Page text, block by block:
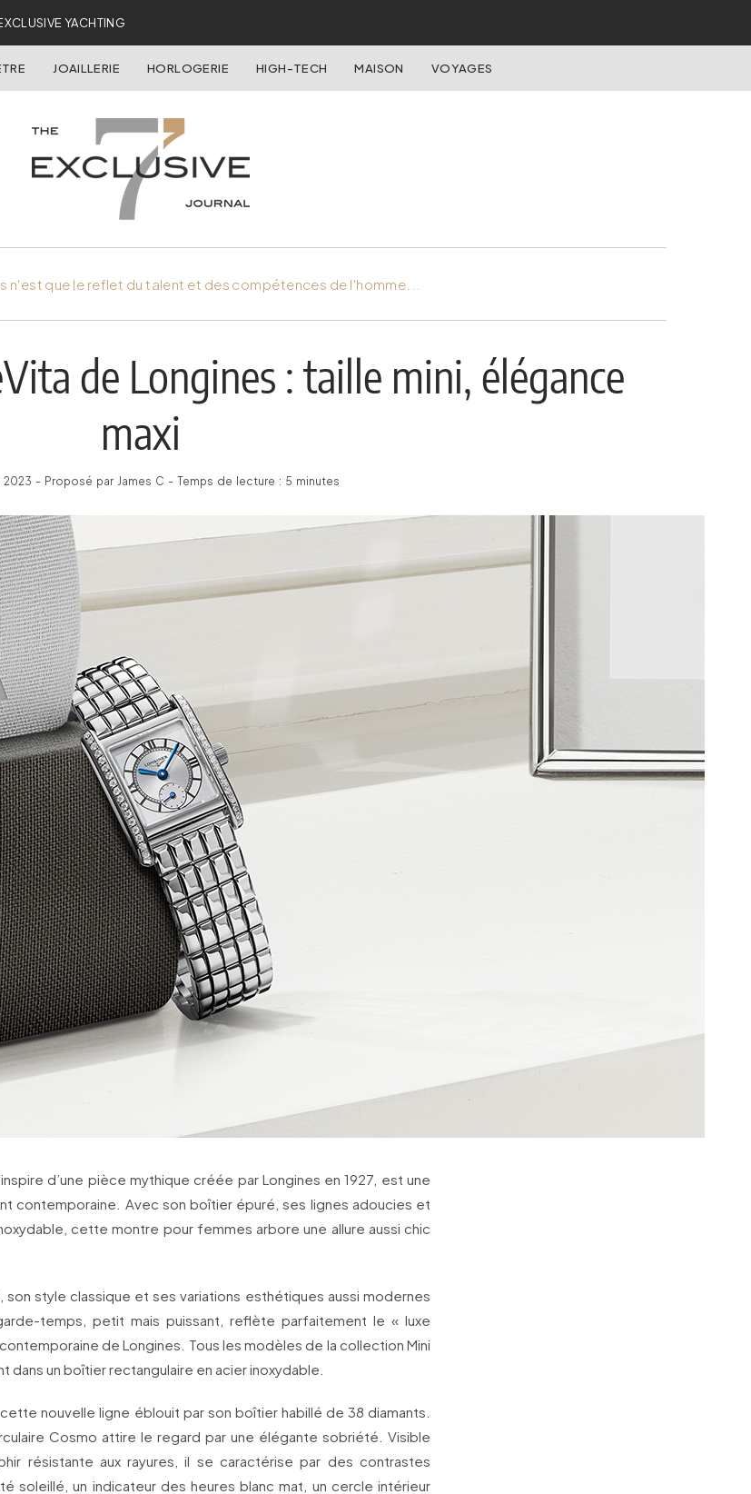
YACHTING
JOAILLERIE HORLOGERIE HIGH-TECH MAISON VOYAGES
n'est que le reflet du talent et des compétences de l'homme...
de Longines : taille mini, élégance
maxi
- Proposé par James C - Temps de lecture : 5 minutes
d’une pièce mythique créée par Longines en 1927, est une
contemporaine. Avec son boîtier épuré, ses lignes adoucies et
cette montre pour femmes arbore une allure aussi chic
style classique et ses variations esthétiques aussi modernes
temps, petit mais puissant, reflète parfaitement le « luxe
de Longines. Tous les modèles de la collection Mini
dans un boîtier rectangulaire en acier inoxydable.
nouvelle ligne éblouit par son boîtier habillé de 38 diamants.
Cosmo attire le regard par une élégante sobriété. Visible
résistante aux rayures, il se caractérise par des contrastes
soleillé, un indicateur des heures blanc mat, un cercle intérieur